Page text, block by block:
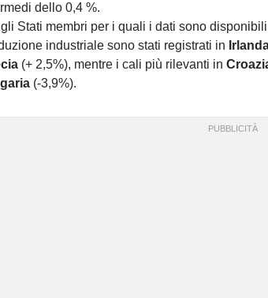
dello 0,4 %.
Stati membri per i quali i dati sono
industriale sono stati registrati in
(+ 2,5%), mentre i cali più rilevanti in
(-3,9%).